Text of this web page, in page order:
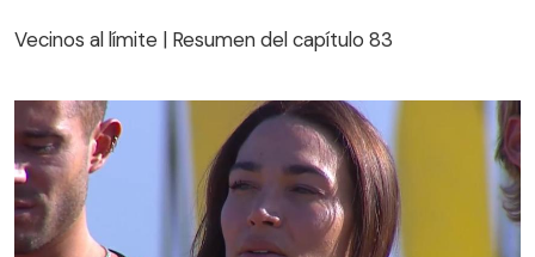
Vecinos al límite | Resumen del capítulo 83